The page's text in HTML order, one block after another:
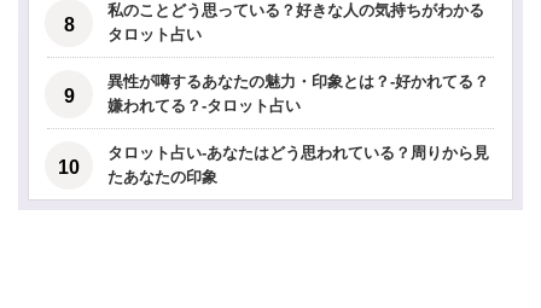
私のことどう思っている？好きな人の気持ちがわかる
タロット占い
異性が噂するあなたの魅力・印象とは？-好かれてる？
嫌われてる？-タロット占い
タロット占い-あなたはどう思われている？周りから見
たあなたの印象